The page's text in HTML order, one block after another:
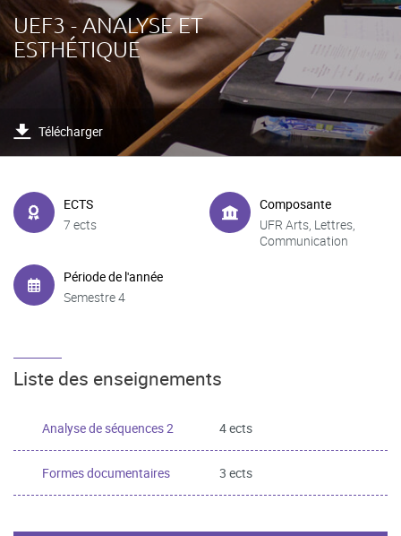
UEF3 - ANALYSE ET
ESTHÉTIQUE
Télécharger
ECTS
7 ects
Composante
UFR Arts, Lettres,
Communication
Période de l'année
Semestre 4
Liste des enseignements
Analyse de séquences 2 4 ects
Formes documentaires 3 ects